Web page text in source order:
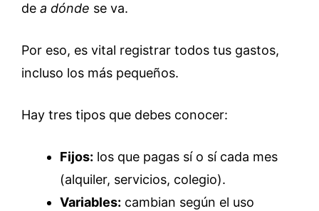
de a dónde se va.
Por eso, es vital registrar todos tus gastos,
incluso los más pequeños.
Hay tres tipos que debes conocer:
Fijos: los que pagas sí o sí cada mes
(alquiler, servicios, colegio).
Variables: cambian según el uso